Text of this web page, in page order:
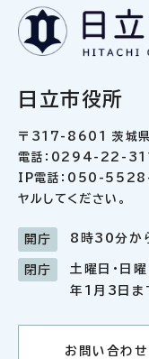
日立市役所
〒317-8601 茨城県
電話：0294-22-
IP電話：050-5528-
ヤルしてください。
開庁 8時30分か
閉庁
土曜日・日
年1月3日ま
お問い合わせ